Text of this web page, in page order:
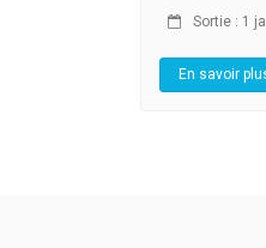
Sortie : 1
En savoir